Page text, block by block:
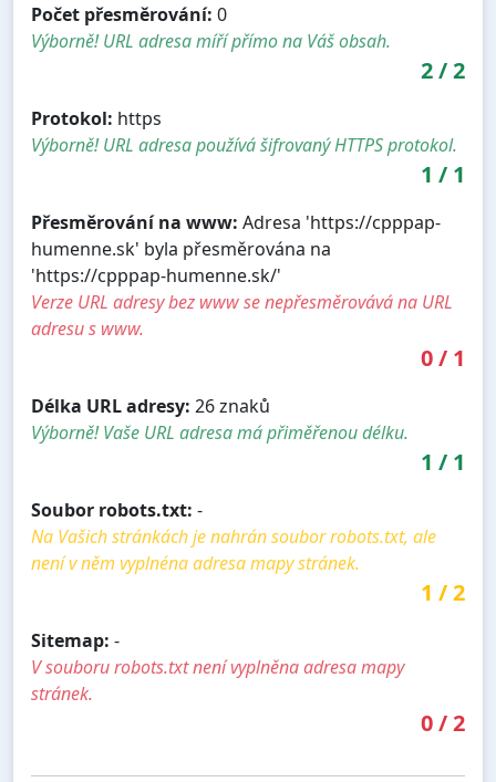
Počet přesměrování: 0
Výborně! URL adresa míří přímo na Váš obsah.
2/2
Protokol: https
Výborně! URL adresa používá šifrovaný HTTPS protokol.
1 / 1
Přesměrování na www: Adresa 'https://cpppap-
humenne.sk' byla přesměrována na
'https://cpppap-humenne.sk/'
Verze URL adresy bez www se nepřesměrovává na URL
adresu s www.
0/ 1
Délka URL adresy: 26 znaků
Výborně! Vaše URL adresa má přiměřenou délku.
1 / 1
Soubor robots.txt: -
Na Vašich stránkách je nahrán soubor robots.txt, ale
není v něm vyplnéna adresa mapy stránek.
1 /2
Sitemap: -
V souboru robots.txt není vyplněna adresa mapy
stránek.
0/2